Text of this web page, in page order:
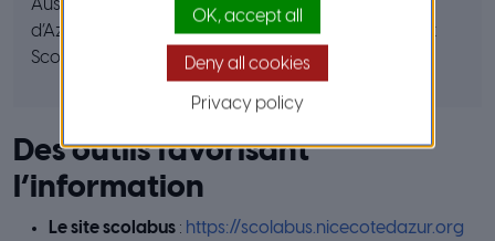
Aussi, pour le prix d’un abonnement réduit Lignes
d’Azur, votre enfant pourra voyager sur les réseaux
Scolabus et Lignes d’Azur.
Des outils favorisant
l’information
Le site scolabus : https://scolabus.nicecotedazur.org
OK, accept all
Deny all cookies
Privacy policy